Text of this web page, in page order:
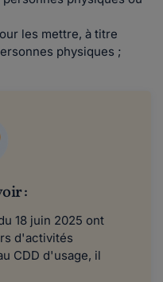
les mettre, à titre
physiques ;
:
18 juin 2025 ont
d'activités
CDD d'usage, il